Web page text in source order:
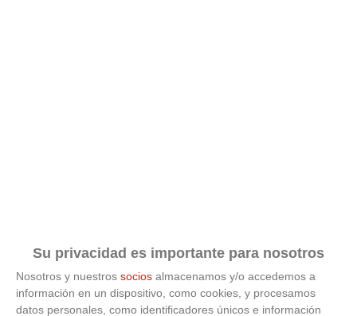
Su privacidad es importante para nosotros
Nosotros y nuestros socios almacenamos y/o accedemos a
información en un dispositivo, como cookies, y procesamos
datos personales, como identificadores únicos e información